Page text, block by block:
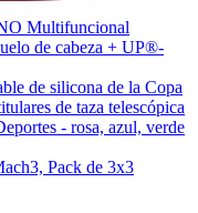
Multifuncional
de cabeza + UP®-
de silicona de la Copa
de taza telescópica
- rosa, azul, verde
Pack de 3x3